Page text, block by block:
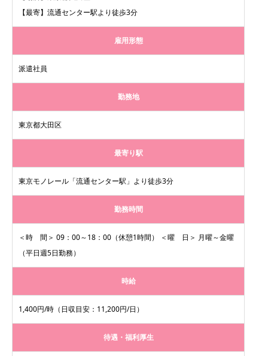
【最寄】流通センター駅より徒歩3分
雇用形態
派遣社員
勤務地
東京都大田区
最寄り駅
東京モノレール「流通センター駅」より徒歩3分
勤務時間
＜時 間＞ 09：00～18：00（休憩1時間） ＜曜 日＞ 月曜～金曜
（平日週5日勤務）
時給
1,400円/時（日収目安：11,200円/日）
待遇・福利厚生